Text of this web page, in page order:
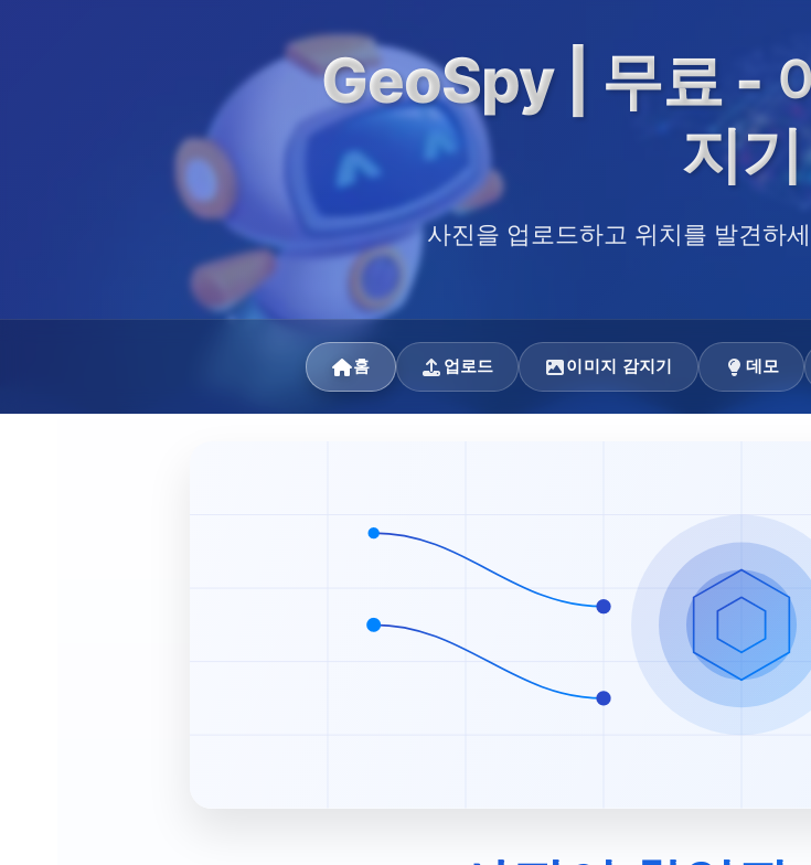
GeoSpy | 무료 -
지기
사진을 업로드하고 위치를 발견하
홈 업로드 이미지 감지기 데모